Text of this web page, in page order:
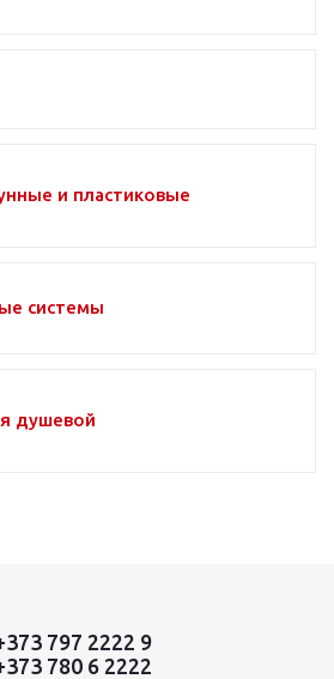
и пластиковые
системы
душевой
797 2222 9
780 6 2222